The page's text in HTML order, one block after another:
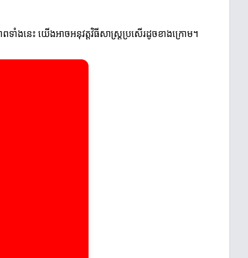
ទាំងនេះ យើងអាចអនុវត្តវិធីសាស្ត្រប្រសើរដូចខាងក្រោម។